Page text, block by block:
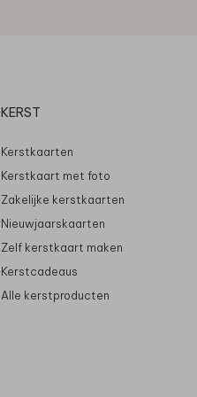
KERST
Kerstkaarten
Kerstkaart met foto
Zakelijke kerstkaarten
Nieuwjaarskaarten
Zelf kerstkaart maken
Kerstcadeaus
Alle kerstproducten